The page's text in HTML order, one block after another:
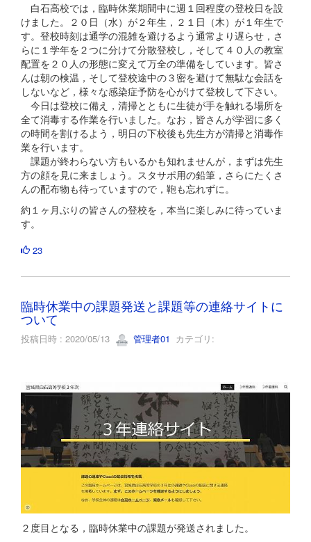
白石高校では，臨時休業期間中に週１回程度の登校日を設
けました。２０日（水）が２年生，２１日（木）が１年生で
す。登校時刻は通学の混雑を避けるよう通常より遅らせ，さ
らに１学年を２つに分けて分散登校し，そして４０人の教室
配置を２０人の形態に変えて万全の準備をしています。皆さ
んは朝の検温，そして登校途中の３密を避けて無駄な会話を
しないなど，様々な感染症予防を心がけて登校して下さい。
今日は登校に備え，清掃とともに生徒が手を触れる場所を
全て消毒する作業を行いました。なお，皆さんが学習に多く
の時間を割けるよう，明日の下校後も先生方が清掃と消毒作
業を行います。
課題が終わらない方もいるかも知れませんが，まずは先生
方の顔を見に来ましょう。スタサポ用の鉛筆，さらにたくさ
んの配布物も待っていますので，鞄も忘れずに。
約１ヶ月ぶりの皆さんの登校を，本当に楽しみに待っていま
す。
23
臨時休業中の課題発送と課題等の連絡サイトに
ついて
投稿日時 : 2020/05/13 管理者01 カテゴリ:
２度目となる，臨時休業中の課題が発送されました。